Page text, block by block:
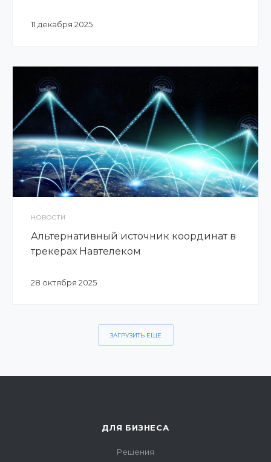
11 декабря 2025
НОВОСТИ
Альтернативный источник координат в
трекерах Навтелеком
28 октября 2025
ЗАГРУЗИТЬ ЕЩЕ
ДЛЯ БИЗНЕСА
Решения